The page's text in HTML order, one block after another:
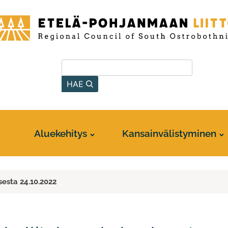
HAE
Aluekehitys Kansainvälistyminen
24.10.2022